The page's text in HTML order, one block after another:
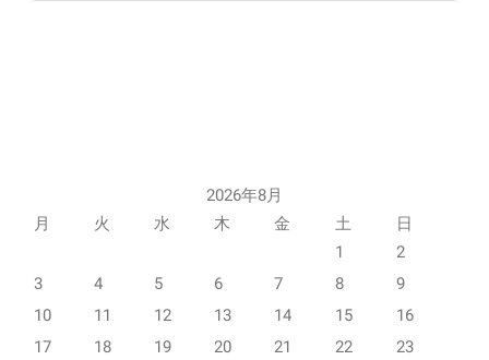
2026年8月
月
火 水 木 金 土
日
1
2
3
4 5 6 7 8
9
10
11 12 13 14 15
16
17
18 19 20 21 22
23